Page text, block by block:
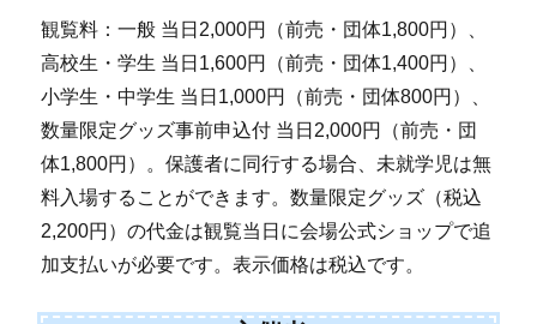
観覧料：一般 当日2,000円（前売・団体1,800円）、
高校生・学生 当日1,600円（前売・団体1,400円）、
小学生・中学生 当日1,000円（前売・団体800円）、
数量限定グッズ事前申込付 当日2,000円（前売・団
体1,800円）。保護者に同行する場合、未就学児は無
料入場することができます。数量限定グッズ（税込
2,200円）の代金は観覧当日に会場公式ショップで追
加支払いが必要です。表示価格は税込です。